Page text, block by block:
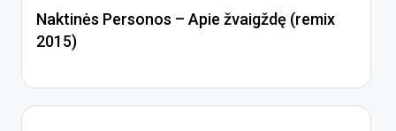
Naktinės Personos – Apie žvaigždę (remix
2015)